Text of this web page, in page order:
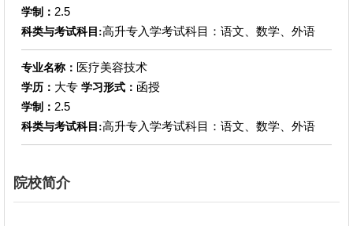
学制： 2.5
科类与考试科目:高升专入学考试科目：语文、数学、外语
专业名称： 医疗美容技术
学历： 大专 学习形式： 函授
学制： 2.5
科类与考试科目:高升专入学考试科目：语文、数学、外语
院校简介